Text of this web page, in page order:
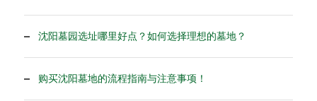
沈阳墓园选址哪里好点？如何选择理想的墓地？
购买沈阳墓地的流程指南与注意事项！